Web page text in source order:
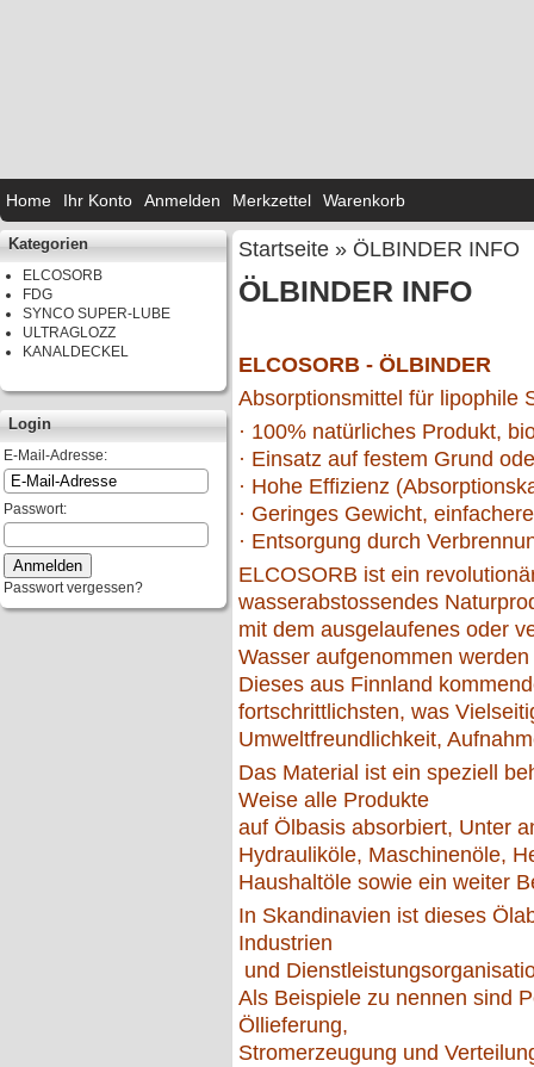
Home Ihr Konto Anmelden Merkzettel Warenkorb
Kategorien
ELCOSORB
FDG
SYNCO SUPER-LUBE
ULTRAGLOZZ
KANALDECKEL
Login
E-Mail-Adresse:
Passwort:
Passwort vergessen?
Startseite » ÖLBINDER INFO
ÖLBINDER INFO
ELCOSORB - ÖLBINDER
Absorptionsmittel für lipophile
· 100% natürliches Produkt,
· Einsatz auf festem Grund
· Hohe Effizienz
· Geringes Gewicht,
· Entsorgung durch
ELCOSORB ist ein
wasserabstossendes
mit dem ausgelaufenes oder
Wasser aufgenommen
Dieses aus Finnland
fortschrittlichsten, was
Umweltfreundlichkeit,
Das Material ist ein speziell
Weise alle Produkte
auf Ölbasis absorbiert, Unter
Hydrauliköle, Maschinenöle,
Haushaltöle sowie ein weiter
In Skandinavien ist dieses
Industrien
und
Als Beispiele zu nennen sind
Öllieferung,
Stromerzeugung und